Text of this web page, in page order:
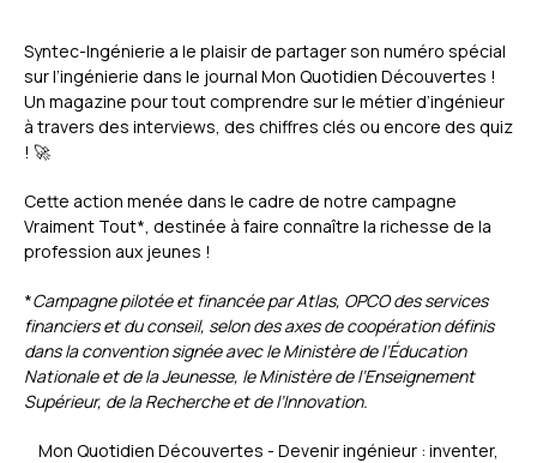
Syntec-Ingénierie a le plaisir de partager son numéro spécial
sur l’ingénierie dans le journal Mon Quotidien Découvertes !
Un magazine pour tout comprendre sur le métier d’ingénieur
à travers des interviews, des chiffres clés ou encore des quiz
! 🚀
Cette action menée dans le cadre de notre campagne
Vraiment Tout*, destinée à faire connaître la richesse de la
profession aux jeunes !
*Campagne pilotée et financée par Atlas, OPCO des services
financiers et du conseil, selon des axes de coopération définis
dans la convention signée avec le Ministère de l’Éducation
Nationale et de la Jeunesse, le Ministère de l’Enseignement
Supérieur, de la Recherche et de l’Innovation.
Mon Quotidien Découvertes - Devenir ingénieur : inventer,